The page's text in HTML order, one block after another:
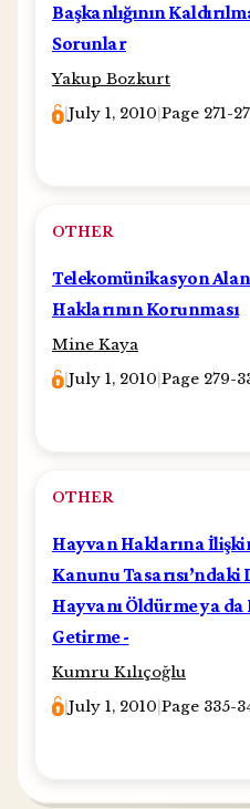
Başkanlığının
Sorunlar
Yakup Bozkurt
|July 1, 2010 |Page 271-
OTHER
Telekomünikasyon
Haklarının Korunması
Mine Kaya
|July 1, 2010 |Page 279-
OTHER
Hayvan Haklarına
Kanunu Tasarısı’ndaki
Hayvanı Öldürme ya
Getirme -
Kumru Kılıçoğlu
|July 1, 2010 |Page 335-